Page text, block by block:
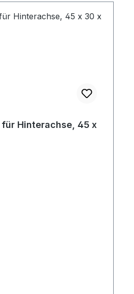
Hinterachse, 45 x